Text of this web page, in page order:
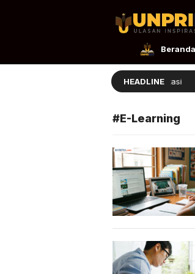
UnpriEdu
Ulasan InspirasiBeranda
HEADLINE
Ellita Lulus dengan Prestasi
#E-Learning